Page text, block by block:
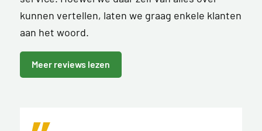
kunnen vertellen, laten we graag enkele klanten
aan het woord.
Meer reviews lezen